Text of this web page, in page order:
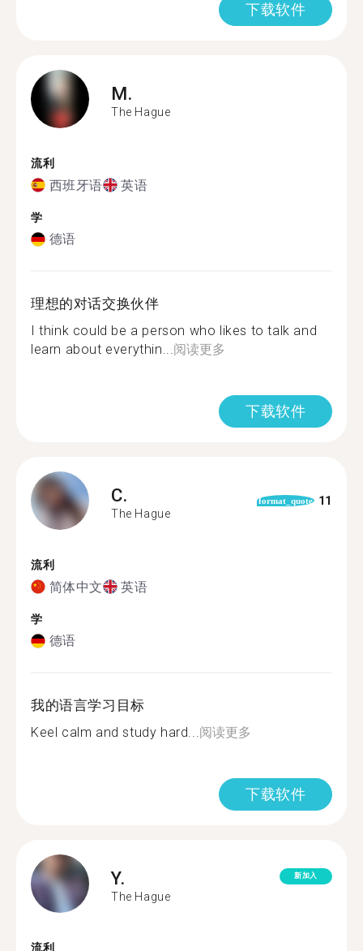
下载软件
M.
The Hague
流利
西班牙语 英语
学
德语
理想的对话交换伙伴
I think could be a person who likes to talk and
learn about everythin...阅读更多
下载软件
C.
The Hague
format_quote 11
流利
简体中文 英语
学
德语
我的语言学习目标
Keel calm and study hard...阅读更多
下载软件
Y.
The Hague
新加入
流利